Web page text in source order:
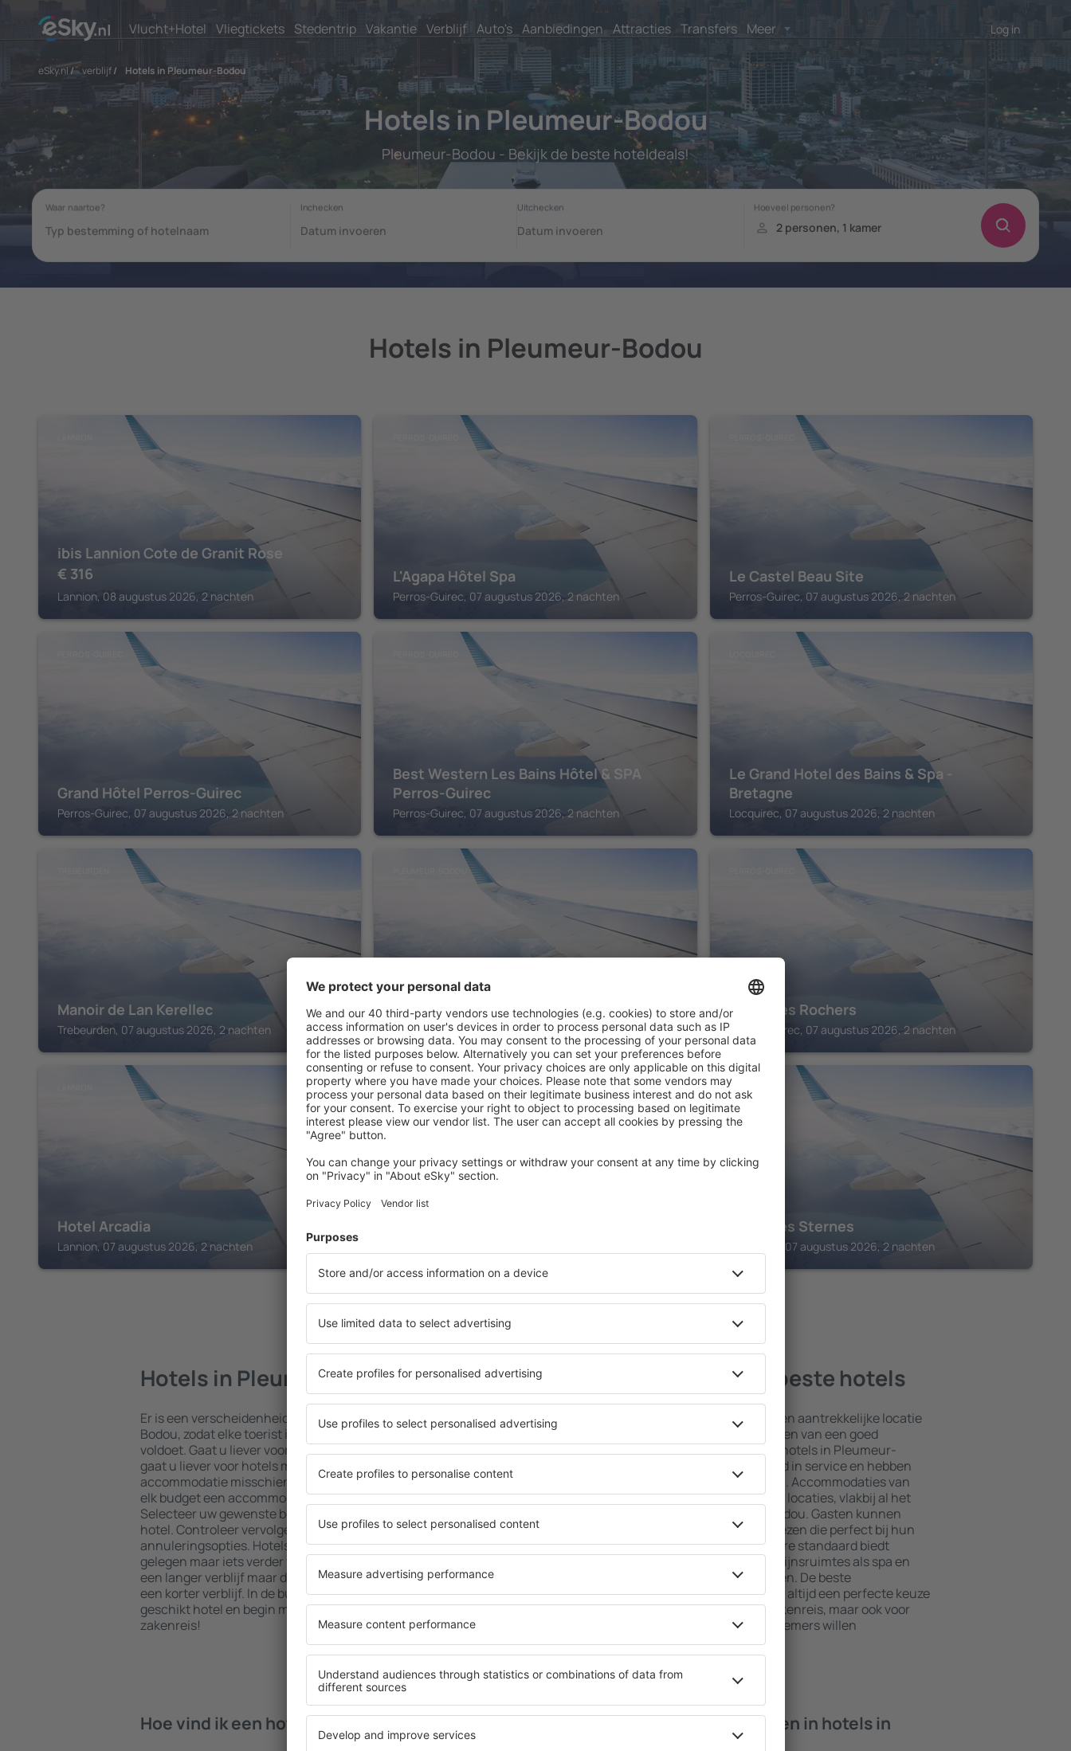
Vlucht+Hotel Vliegtickets Stedentrip Vakantie Verblijf Auto's Aanbiedingen Attracties Transfers Meer Log in
eSky.nl/ verblijf/ Hotels in Pleumeur-Bodou
Hotels in Pleumeur-Bodou
Pleumeur-Bodou - Bekijk de beste hoteldeals!
Hotels in Pleumeur-Bodou
ibis Lannion Cote de Granit Rose
€ 316
Lannion, 08 augustus 2026, 2 nachten
L'Agapa Hôtel Spa
Perros-Guirec, 07 augustus 2026, 2 nachten
Le Castel Beau Site
Perros-Guirec, 07 augustus 2026, 2 nachten
Grand Hôtel Perros-Guirec
Perros-Guirec, 07 augustus 2026, 2 nachten
Best Western Les Bains Hôtel & SPA
Perros-Guirec
Perros-Guirec, 07 augustus 2026, 2 nachten
Le Grand Hotel des Bains & Spa -
Bretagne
Locquirec, 07 augustus 2026, 2 nachten
Manoir de Lan Kerellec
Trebeurden, 07 augustus 2026, 2 nachten
Golf de St Samson
Pleumeur-Bodou, 07 augustus 2026, 2 nachten
Hôtel des Rochers
Perros-Guirec, 07 augustus 2026, 2 nachten
Hotel Arcadia
Lannion, 07 augustus 2026, 2 nachten
TREGASTEL LOUANNEC
Hôtel Les Sternes
Louannec, 07 augustus 2026, 2 nachten
Hotels in Pleumeur-Bodou
Er is een verscheidenheid aan hotels beschikbaar in Pleumeur-
Bodou, zodat elke toerist iets kan vinden dat aan zijn behoeften
voldoet. Gaat u liever voor een all inclusive hoogstaand hotel of
gaat u liever voor hotels met een gezellige sfeer? Is een goedkope
accommodatie misschien iets voor u? Met onze hulp kunt u voor
elk budget een accommodatie boeken in Pleumeur-Bodou.
Selecteer uw gewenste bestemming en de standaard van het
hotel. Controleer vervolgens de betaalmethoden en
annuleringsopties. Hotels in Pleumeur-Bodou zijn centraal
gelegen maar iets verder weg van de drukte. U bent welkom voor
een langer verblijf maar de accommodaties zijn ook perfect voor
een korter verblijf. In de buurt is veel te zien en te doen. Kies een
geschikt hotel en begin meteen met inpakken voor uw reis of
zakenreis!
Pleumeur-Bodou - de beste hotels
Een verscheidenheid aan diensten en een aantrekkelijke locatie
zijn enkele van de belangrijkste elementen van een goed
ontworpen all-inclusive hotel. De beste hotels in Pleumeur-
Bodou garanderen de hoogste standaard in service en hebben
een scala aan faciliteiten voor de gasten. Accommodaties van
hoge kwaliteit bevinden zich op de beste locaties, vlakbij al het
belangrijke amusement in Pleumeur-Bodou. Gasten kunnen
gratis parkeren en een kamer of suite kiezen die perfect bij hun
behoeften past. Een hotel met een hogere standaard biedt
gewoonlijk gevarieerde opties zoals welzijnsruimtes als spa en
fitness, evenals activiteiten voor kinderen. De beste
accommodaties in Pleumeur-Bodou zijn altijd een perfecte keuze
voor stellen, gezinnen en mensen op zakenreis, maar ook voor
bedrijven die workshops voor hun werknemers willen
organiseren.
Hoe vind ik een hotel in Pleumeur-Bodou?
Welke faciliteiten kan ik vinden in hotels in